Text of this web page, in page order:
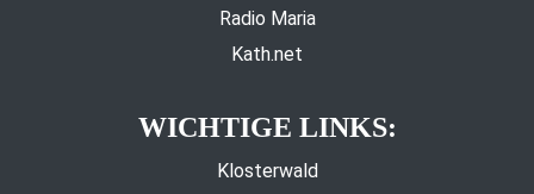
Radio Maria
Kath.net
WICHTIGE LINKS:
Klosterwald